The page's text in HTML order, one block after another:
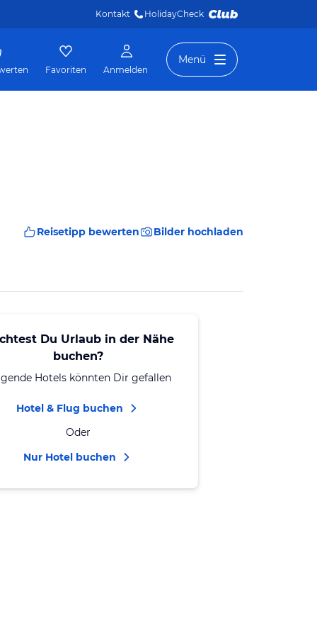
Kontakt HolidayCheck
Favoriten Anmelden
Menü
Reisetipp bewerten Bilder hochladen
Du Urlaub in der Nähe
buchen?
Hotels könnten Dir gefallen
Hotel & Flug buchen
Oder
Nur Hotel buchen